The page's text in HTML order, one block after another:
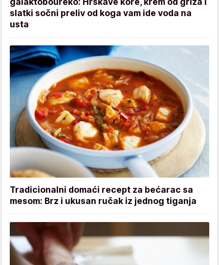
slatki sočni preliv od koga vam ide voda na
usta
Tradicionalni domaći recept za bećarac sa
mesom: Brz i ukusan ručak iz jednog tiganja